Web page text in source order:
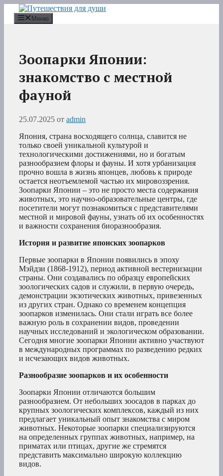
Перейти
содержимому
Меню
Зоопарки Японии:
знакомство с местной
фауной
25.07.2025 от admin
Япония, страна восходящего солнца, славится не
только своей уникальной культурой и
технологическими достижениями, но и богатым
разнообразием флоры и фауны. И хотя урбанизация
прочно вошла в жизнь японцев, любовь к природе
остается неотъемлемой частью их мировоззрения.
Зоопарки Японии – это не просто места содержания
животных, это научно-образовательные центры, где
посетители могут познакомиться с представителями
местной и мировой фауны, узнать об их особенностях
и важности сохранения биоразнообразия.
История и развитие японских зоопарков
Первые зоопарки в Японии появились в эпоху
Мэйдзи (1868-1912), период активной вестернизации
страны. Они создавались по образцу европейских
зоологических садов и служили, в первую очередь,
демонстрации экзотических животных, привезенных
из других стран. Однако со временем концепция
зоопарков изменилась. Они стали играть все более
важную роль в сохранении видов, проведении
научных исследований и экологическом образовании.
Сегодня многие зоопарки Японии активно участвуют
в международных программах по разведению редких
и исчезающих видов животных.
Разнообразие зоопарков и их особенности
Зоопарки Японии отличаются большим
разнообразием. От небольших зоосадов в парках до
крупных зоологических комплексов, каждый из них
предлагает уникальный опыт знакомства с миром
животных. Некоторые зоопарки специализируются
на определенных группах животных, например, на
приматах или птицах, другие же стремятся
представить максимально широкую коллекцию
видов.